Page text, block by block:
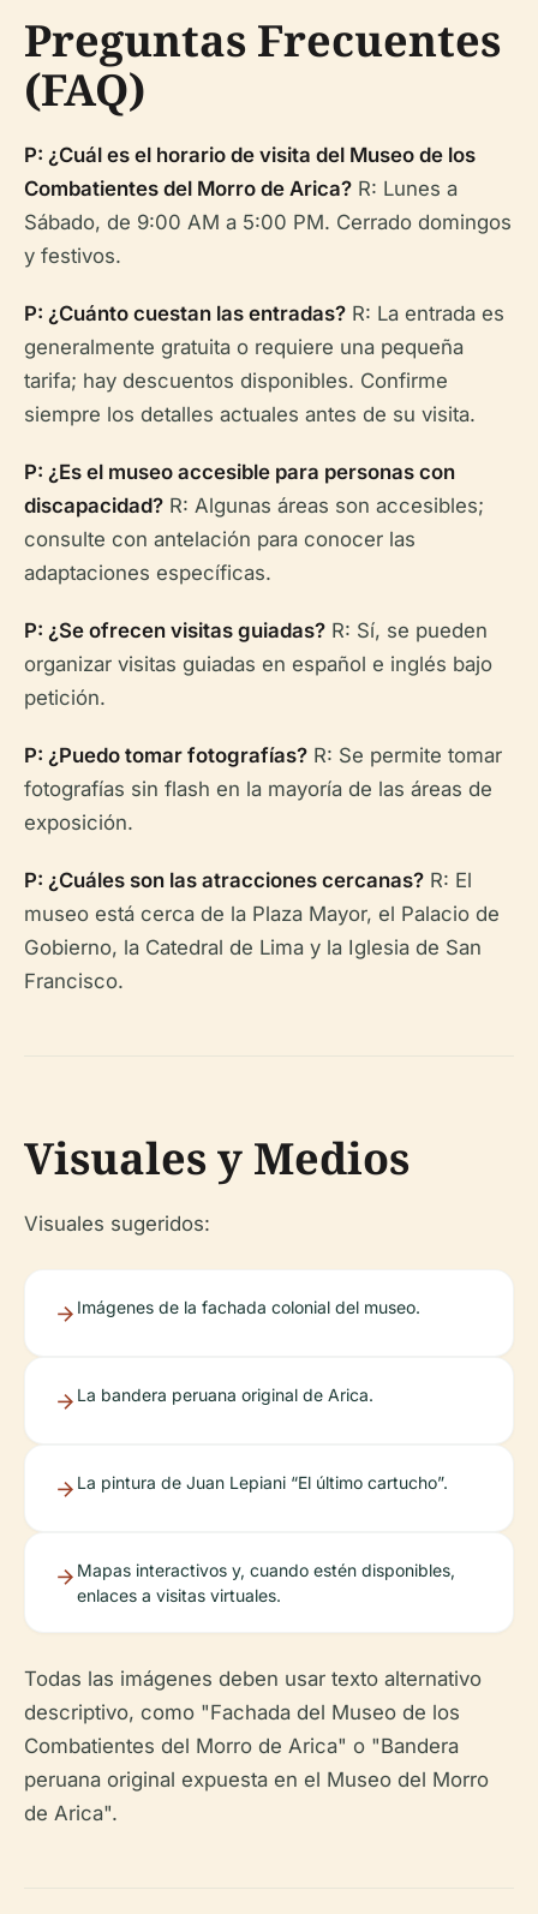
Preguntas Frecuentes
(FAQ)
P: ¿Cuál es el horario de visita del Museo de los
Combatientes del Morro de Arica? R: Lunes a
Sábado, de 9:00 AM a 5:00 PM. Cerrado domingos
y festivos.
P: ¿Cuánto cuestan las entradas? R: La entrada es
generalmente gratuita o requiere una pequeña
tarifa; hay descuentos disponibles. Confirme
siempre los detalles actuales antes de su visita.
P: ¿Es el museo accesible para personas con
discapacidad? R: Algunas áreas son accesibles;
consulte con antelación para conocer las
adaptaciones específicas.
P: ¿Se ofrecen visitas guiadas? R: Sí, se pueden
organizar visitas guiadas en español e inglés bajo
petición.
P: ¿Puedo tomar fotografías? R: Se permite tomar
fotografías sin flash en la mayoría de las áreas de
exposición.
P: ¿Cuáles son las atracciones cercanas? R: El
museo está cerca de la Plaza Mayor, el Palacio de
Gobierno, la Catedral de Lima y la Iglesia de San
Francisco.
Visuales y Medios
Visuales sugeridos:
Imágenes de la fachada colonial del museo.
La bandera peruana original de Arica.
La pintura de Juan Lepiani “El último cartucho”.
Mapas interactivos y, cuando estén disponibles,
enlaces a visitas virtuales.
Todas las imágenes deben usar texto alternativo
descriptivo, como "Fachada del Museo de los
Combatientes del Morro de Arica" o "Bandera
peruana original expuesta en el Museo del Morro
de Arica".